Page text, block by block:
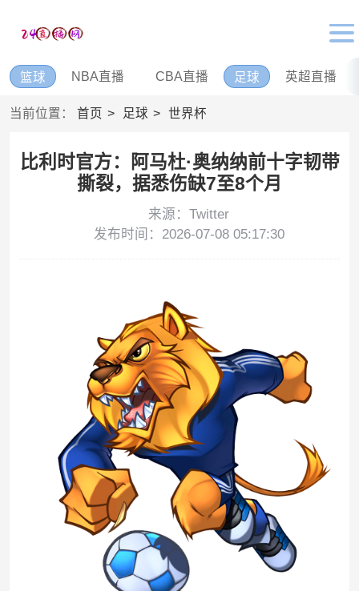
篮球 NBA直播 CBA直播 足球 英超直播
当前位置： 首页 足球 世界杯
比利时官方：阿马杜·奥纳纳前十字韧带
撕裂，据悉伤缺7至8个月
来源：Twitter
发布时间：2026-07-08 05:17:30